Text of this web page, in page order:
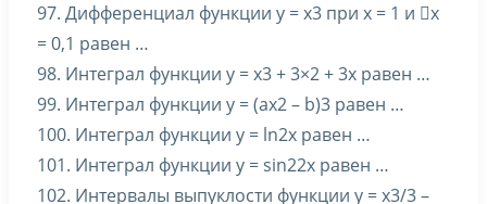
97. Дифференциал функции y = x3 при x = 1 и x
= 0,1 равен …
98. Интеграл функции y = x3 + 3×2 + 3x равен …
99. Интеграл функции y = (ax2 – b)3 равен …
100. Интеграл функции y = ln2x равен …
101. Интеграл функции y = sin22x равен …
102. Интервалы выпуклости функции y = x3/3 –